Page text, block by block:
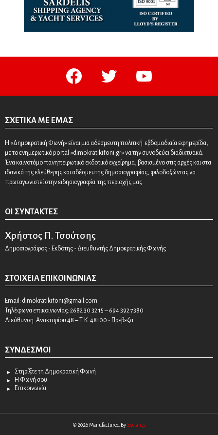
facebook twitter youtube
ΣΧΕΤΙΚΆ ΜΕ ΕΜΆΣ
Η «Δημοκρατική Φωνή» είναι μια αδέσμευτη πολιτική εβδομαδιαία εφημερίδα,
με το ενημερωτικό portal «dimokratikifoni.gr» να την συνοδεύει διαδικτυακά.
Ένα καινοτόμο πανηπειρωτικό εκδοτικό εγχείρημα, βασισμένο στις αρχές και στα
ιδανικά της ελεύθερης και αδέσμευτης δημοσιογραφίας, φιλοδοξώντας να
πρωταγωνιστεί στην ειδησιογραφία της περιοχής μας.
ΟΙ ΣΥΝΤΆΚΤΕΣ
Χρήστος Π. Τσούτσης
Δημοσιογράφος - Εκδότης - Διευθυντής Δημοκρατικής Φωνής
ΣΤΟΙΧΕΊΑ ΕΠΙΚΟΙΝΩΝΊΑΣ
Email: dimokratikifoni@gmail.com
Τηλέφωνα επικοινωνίας: 2682 30 32 15 – 694 392 7380
Διεύθυνση: Ανακτορίου 48 – Τ.Κ. 48100 - Πρέβεζα
ΣΎΝΔΕΣΜΟΙ
Στηρίξτε τη Δημοκρατική Φωνή
Η Φωνή σου
Επικοινωνία
© 2026 Manufactured By Sociality